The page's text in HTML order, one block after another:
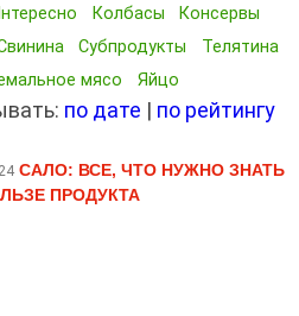
Колбасы
Консервы
Субпродукты
Телятина
мясо Яйцо
по дате | по рейтингу
САЛО: ВСЕ, ЧТО НУЖНО ЗНАТЬ
ПРОДУКТА